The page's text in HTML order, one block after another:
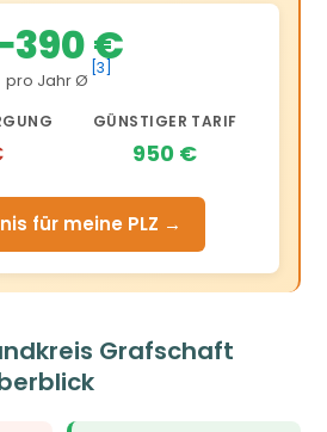
€
pro Jahr Ø
[3]
GÜNSTIGER TARIF
950 €
für meine PLZ →
Grafschaft